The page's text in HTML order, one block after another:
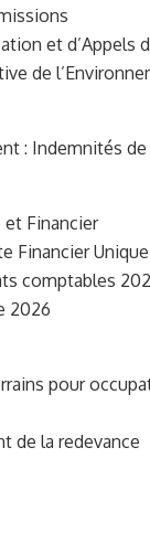
et d’Appels
de
: Indemnités
Financier
Financier Unique
comptables
2026
pour
de la redevance